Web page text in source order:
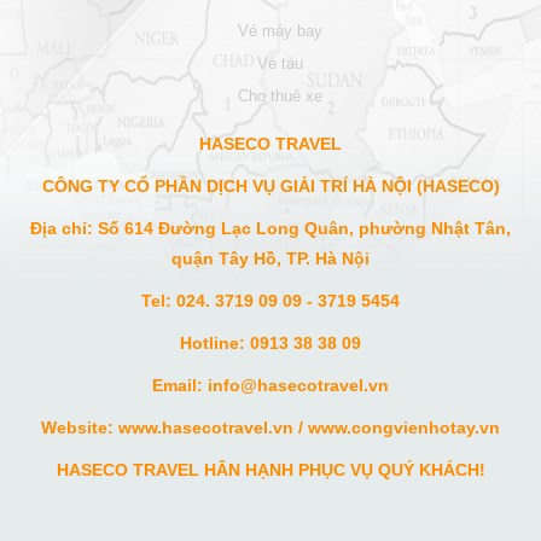
vé máy bay
vé tàu
cho thuê xe
HASECO TRAVEL
CÔNG TY CỔ PHẦN DỊCH VỤ GIẢI TRÍ HÀ NỘI (HASECO)
Địa chỉ: Số 614 Đường Lạc Long Quân, phường Nhật Tân,
quận Tây Hồ, TP. Hà Nội
Tel: 024. 3719 09 09 - 3719 5454
Hotline: 0913 38 38 09
Email: info@hasecotravel.vn
Website: www.hasecotravel.vn / www.congvienhotay.vn
HASECO TRAVEL HÂN HẠNH PHỤC VỤ QUÝ KHÁCH!